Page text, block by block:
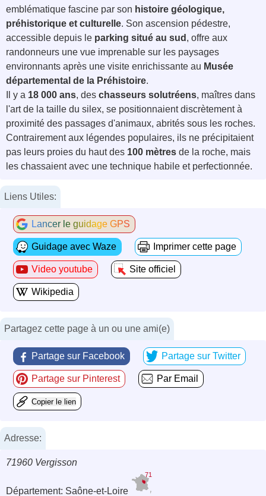
emblématique fascine par son histoire géologique,
préhistorique et culturelle. Son ascension pédestre,
accessible depuis le parking situé au sud , offre aux
randonneurs une vue imprenable sur les paysages
environnants après une visite enrichissante au Musée
départemental de la Préhistoire.
Il y a 18 000 ans, des chasseurs solutréens, maîtres dans
l'art de la taille du silex, se positionnaient discrètement à
proximité des passages d'animaux, abrités sous les roches.
Contrairement aux légendes populaires, ils ne précipitaient
pas leurs proies du haut des 100 mètres de la roche, mais
les chassaient avec une technique habile et perfectionnée.
Liens Utiles:
Lancer le guidage GPS
Guidage avec Waze Imprimer cette page
Video youtube Site officiel
Wikipedia
Partagez cette page à un ou une ami(e)
Partage sur Facebook Partage sur Twitter
Partage sur Pinterest Par Email
Copier le lien
Adresse:
71960 Vergisson
Département: Saône-et-Loire
71